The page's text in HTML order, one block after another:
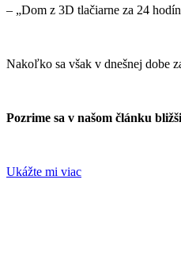
– „Dom z 3D tlačiarne za 24
Nakoľko sa však v dnešnej dobe
Pozrime sa v našom článku
Ukážte mi viac